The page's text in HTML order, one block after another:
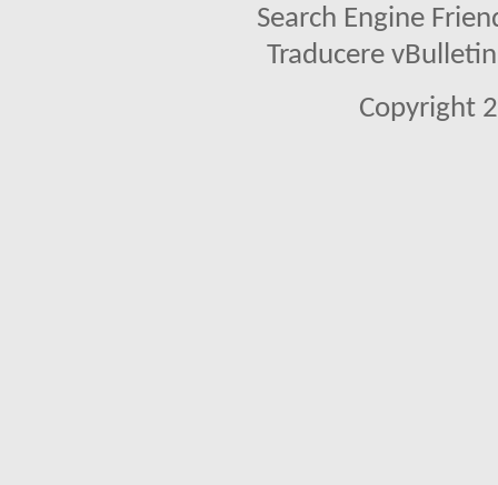
Search Engine
Traducere
Copyright